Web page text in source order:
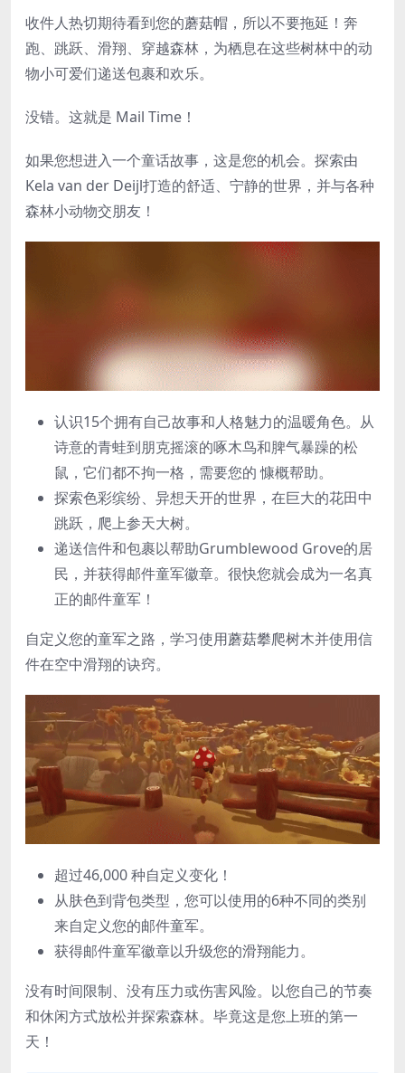
收件人热切期待看到您的蘑菇帽，所以不要拖延！奔
跑、跳跃、滑翔、穿越森林，为栖息在这些树林中的动
物小可爱们递送包裹和欢乐。
没错。这就是 Mail Time！
如果您想进入一个童话故事，这是您的机会。探索由
Kela van der Deijl打造的舒适、宁静的世界，并与各种
森林小动物交朋友！
认识15个拥有自己故事和人格魅力的温暖角色。从
诗意的青蛙到朋克摇滚的啄木鸟和脾气暴躁的松
鼠，它们都不拘一格，需要您的 慷概帮助。
探索色彩缤纷、异想天开的世界，在巨大的花田中
跳跃，爬上参天大树。
递送信件和包裹以帮助Grumblewood Grove的居
民，并获得邮件童军徽章。很快您就会成为一名真
正的邮件童军！
自定义您的童军之路，学习使用蘑菇攀爬树木并使用信
件在空中滑翔的诀窍。
超过46,000 种自定义变化！
从肤色到背包类型，您可以使用的6种不同的类别
来自定义您的邮件童军。
获得邮件童军徽章以升级您的滑翔能力。
没有时间限制、没有压力或伤害风险。以您自己的节奏
和休闲方式放松并探索森林。毕竟这是您上班的第一
天！